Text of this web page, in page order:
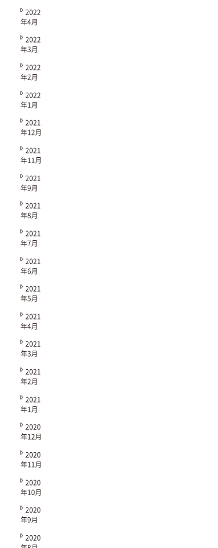
2022
年4月
2022
年3月
2022
年2月
2022
年1月
2021
年12月
2021
年11月
2021
年9月
2021
年8月
2021
年7月
2021
年6月
2021
年5月
2021
年4月
2021
年3月
2021
年2月
2021
年1月
2020
年12月
2020
年11月
2020
年10月
2020
年9月
2020